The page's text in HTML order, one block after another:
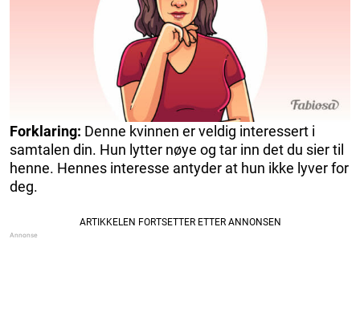
Forklaring: Denne kvinnen er veldig interessert i
samtalen din. Hun lytter nøye og tar inn det du sier til
henne. Hennes interesse antyder at hun ikke lyver for
deg.